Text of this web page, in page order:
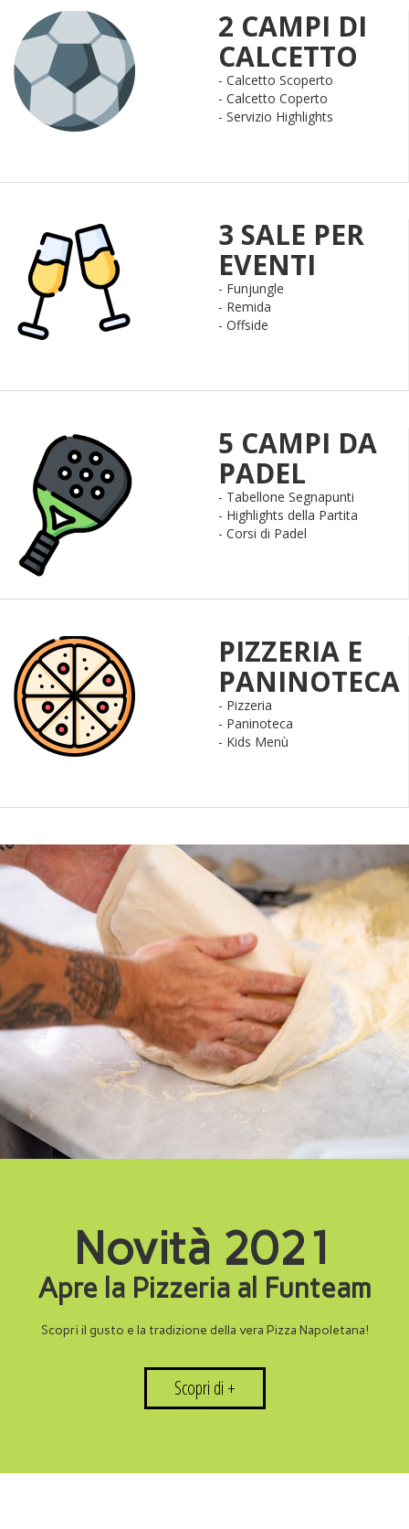
2 CAMPI DI
CALCETTO
- Calcetto Scoperto
- Calcetto Coperto
- Servizio Highlights
3 SALE PER
EVENTI
- Funjungle
- Remida
- Offside
5 CAMPI DA
PADEL
- Tabellone Segnapunti
- Highlights della Partita
- Corsi di Padel
PIZZERIA E
PANINOTECA
- Pizzeria
- Paninoteca
- Kids Menù
Novità 2021
Apre la Pizzeria al Funteam
Scopri il gusto e la tradizione della vera Pizza Napoletana!
Scopri di +